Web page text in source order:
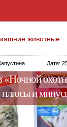
животные
Дата:
плюсы и